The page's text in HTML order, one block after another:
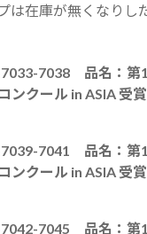
は在庫が無くなりし
7038 品名：第
ンクール in ASIA 受
7041 品名：第
ンクール in ASIA 受
7045 品名：第